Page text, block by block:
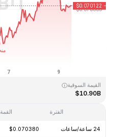
القيمة السوقية
$10.90B
الفترة القمة
24 ساعة/ساعات $0.070380